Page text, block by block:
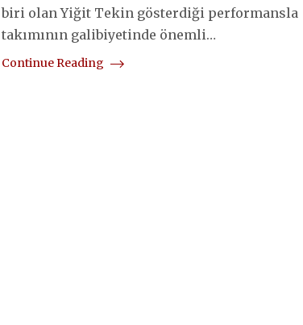
biri olan Yiğit Tekin gösterdiği performansla
takımının galibiyetinde önemli…
Continue Reading